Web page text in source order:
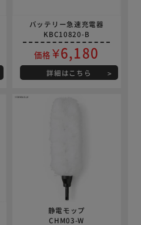
バッテリー急速充電器
KBC10820-B
価格 ¥6,180
詳細はこちら
静電モップ
CHM03-W